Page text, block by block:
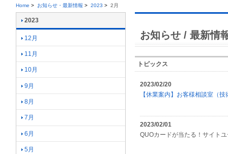
Home > お知らせ・最新情報 > 2023 > 2月
お知らせ / 最新情
トピックス
2023/02/20
【休業案内】お客様相談室（
2023/02/01
QUOカードが当たる！サイト
2023
12月
11月
10月
9月
8月
7月
6月
5月